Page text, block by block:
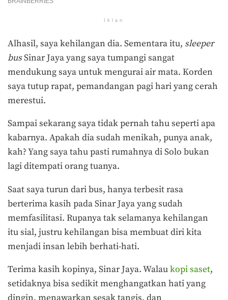
Iklan
Alhasil, saya kehilangan dia. Sementara itu, sleeper
busSinar Jaya yang saya tumpangi sangat
mendukung saya untuk mengurai air mata. Korden
saya tutup rapat, pemandangan pagi hari yang cerah
merestui.
Sampai sekarang saya tidak pernah tahu seperti apa
kabarnya. Apakah dia sudah menikah, punya anak,
kah? Yang saya tahu pasti rumahnya di Solo bukan
lagi ditempati orang tuanya.
Saat saya turun dari bus, hanya terbesit rasa
berterima kasih pada Sinar Jaya yang sudah
memfasilitasi. Rupanya tak selamanya kehilangan
itu sial, justru kehilangan bisa membuat diri kita
menjadi insan lebih berhati-hati.
Terima kasih kopinya, Sinar Jaya. Walaukopi saset,
setidaknya bisa sedikit menghangatkan hati yang